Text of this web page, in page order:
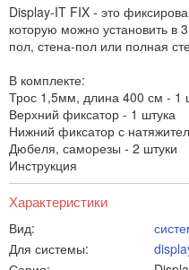
Display-IT FIX - это
которую можно установить в
пол, стена-пол или полная
В комплекте:
Трос 1,5мм, длина 400 см - 1
Верхний фиксатор - 1 штука
Нижний фиксатор с
Дюбеля, саморезы - 2 штуки
Инструкция
Характеристики
Вид:
Для системы: